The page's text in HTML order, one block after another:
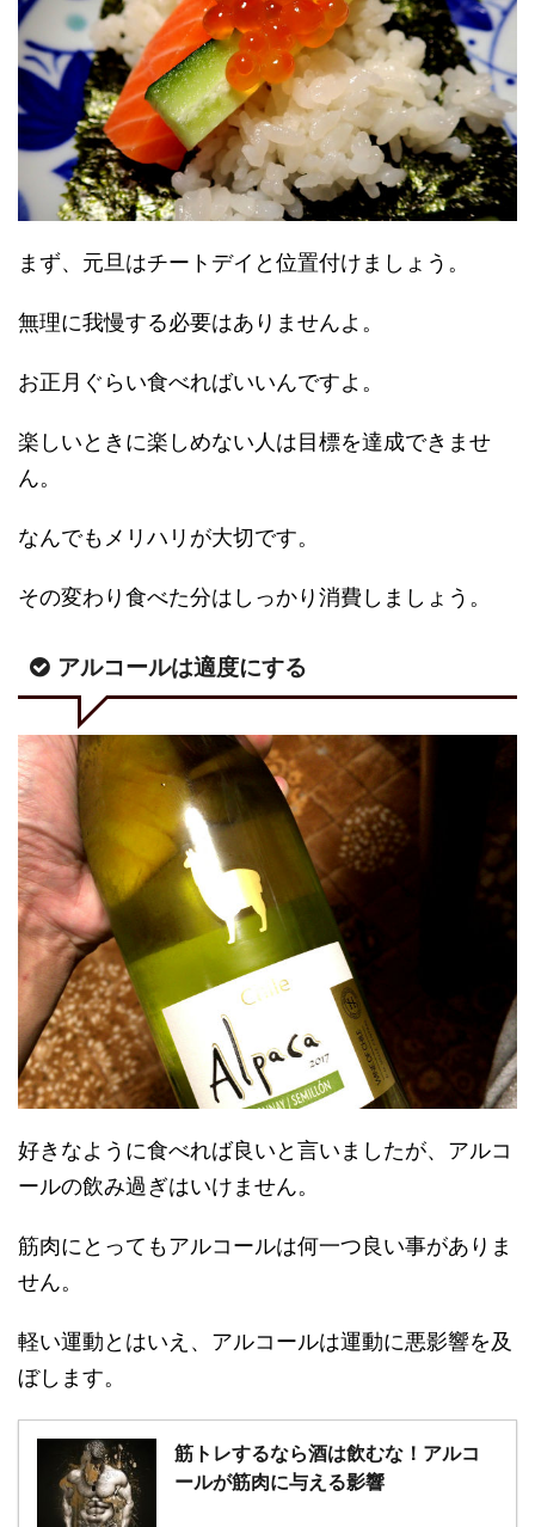
まず、元旦はチートデイと位置付けましょう。
無理に我慢する必要はありませんよ。
お正月ぐらい食べればいいんですよ。
楽しいときに楽しめない人は目標を達成できませ
ん。
なんでもメリハリが大切です。
その変わり食べた分はしっかり消費しましょう。
アルコールは適度にする
好きなように食べれば良いと言いましたが、アルコ
ールの飲み過ぎはいけません。
筋肉にとってもアルコールは何一つ良い事がありま
せん。
軽い運動とはいえ、アルコールは運動に悪影響を及
ぼします。
筋トレするなら酒は飲むな！アルコ
ールが筋肉に与える影響